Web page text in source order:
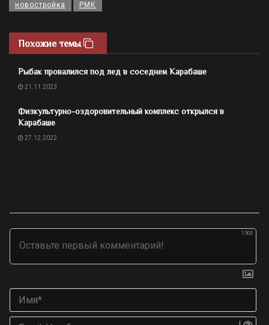
новостройка РМК
Похожие темы
Рыбак провалился под лед в соседнем Карабаше
21.11.2023
Физкультурно-оздоровительный комплекс открылся в
Карабаше
27.12.2022
1500